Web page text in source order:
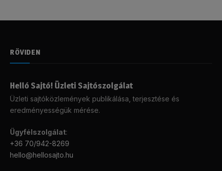
RÖVIDEN
Helló Sajtó! Üzleti Sajtószolgálat
Üzleti sajtóközlemények publikálása, terjesztése és
eredményességük mérése.
Ügyfélszolgálat:
+36 70/942-8269
hello@hellosajto.hu